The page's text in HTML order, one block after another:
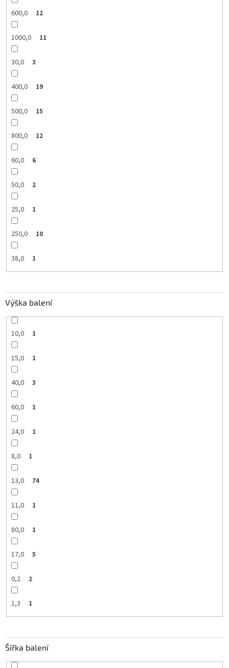
600,0 12
1000,0 11
30,0 3
400,0 19
500,0 15
800,0 12
60,0 6
50,0 2
25,0 1
250,0 10
38,0 1
Výška balení
10,0 1
15,0 1
40,0 3
60,0 1
24,0 1
8,0 1
13,0 74
11,0 1
80,0 1
17,0 5
0,2 2
1,3 1
Šířka balení